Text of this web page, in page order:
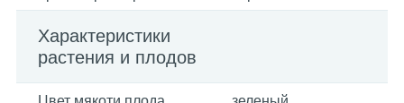
Характеристики
растения и плодов